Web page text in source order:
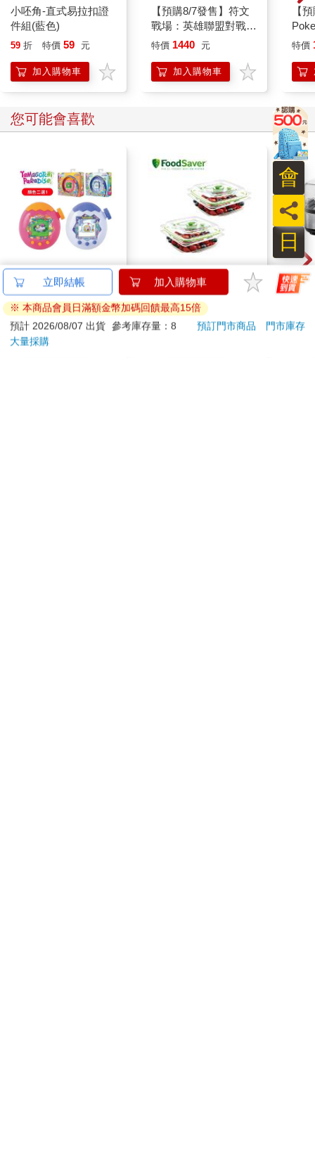
小呸角-直式易拉扣證
件組(藍色)
59 折 特價 59 元
加入購物車
【預購8/7發售】符文
戰場：英雄聯盟對戰卡
牌「起源」補充包（一
特價 1440 元
加入購物車
【
式
（+
特價
您可能會喜歡
Tamagotchi 塔麻歌子
塔麻可吉 電子寵物 樂
園系列（熱帶橙果／極
地冰雪）
特價 1850 元
加入購物車
FoodSaver真空密鮮盒
2入組（小－0.7L）
特價 799 元
【德
器/
立即結帳 加入購物車
※ 本商品會員日滿額金幣加碼回饋最高15倍
預計 2026/08/07 出貨 參考庫存量：8 預訂門市商品
門市庫存
大量採購
日
員
會